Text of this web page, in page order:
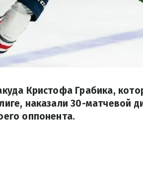
Кристофа Грабика,
наказали 30-матчевой
оппонента.